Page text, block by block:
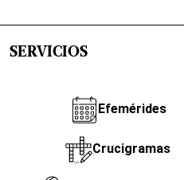
SERVICIOS
Efemérides
Crucigramas